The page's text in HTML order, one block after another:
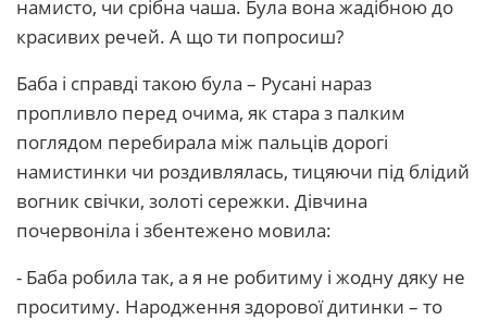
намисто, чи срібна чаша. Була вона жадібною до
красивих речей. А що ти попросиш?
Баба і справді такою була – Русані нараз
пропливло перед очима, як стара з палким
поглядом перебирала між пальців дорогі
намистинки чи роздивлялась, тицяючи під блідий
вогник свічки, золоті сережки. Дівчина
почервоніла і збентежено мовила:
- Баба робила так, а я не робитиму і жодну дяку не
проситиму. Народження здорової дитинки – то